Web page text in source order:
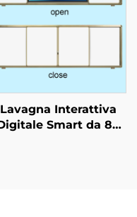
per Esposizione
Lavagna Interattiva
Smart da 86